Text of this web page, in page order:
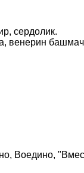
сердолик.
венерин
Воедино,